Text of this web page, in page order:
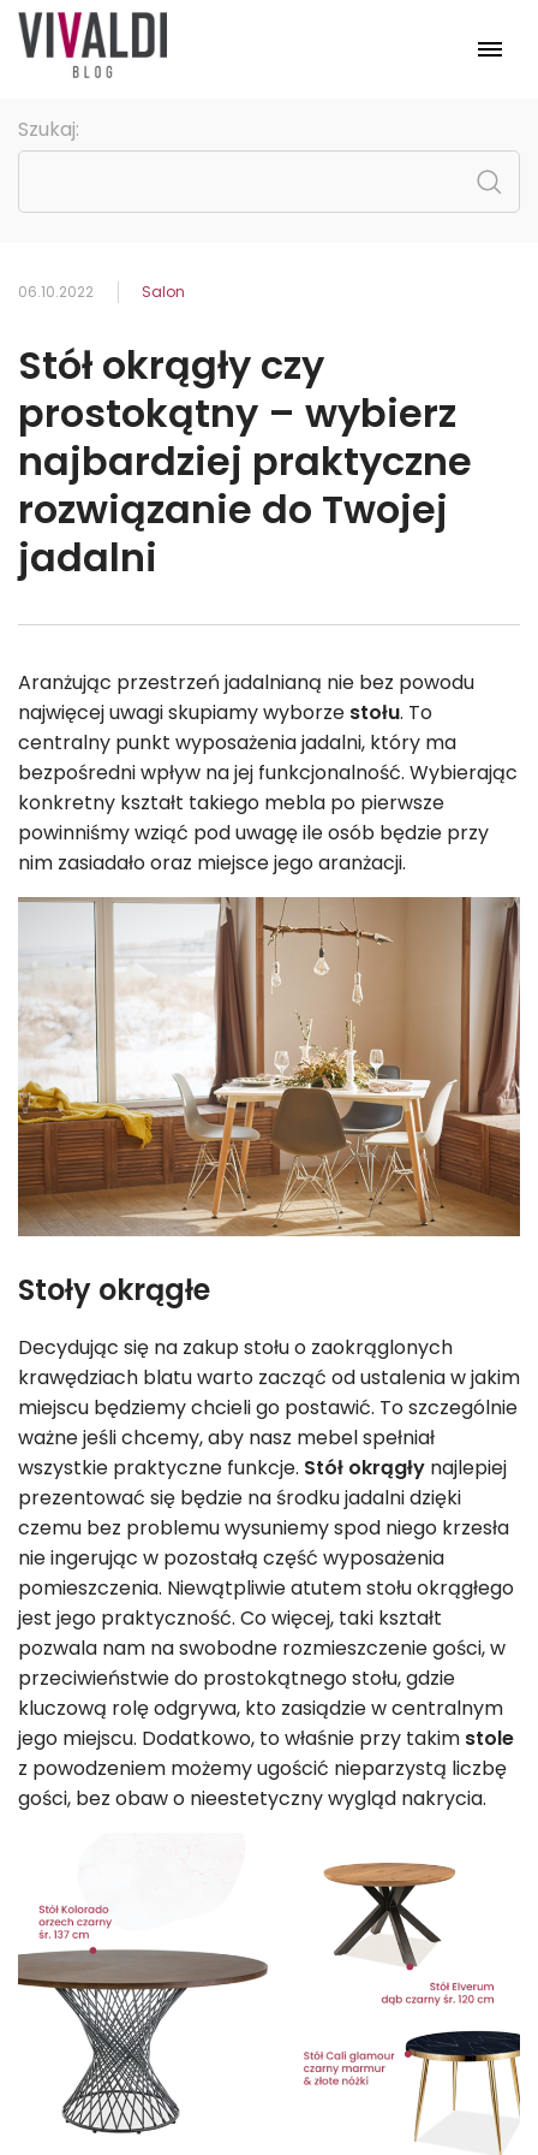
Szukaj:
06.10.2022 Salon
Stół okrągły czy
prostokątny – wybierz
najbardziej praktyczne
rozwiązanie do Twojej
jadalni
Aranżując przestrzeń jadalnianą nie bez powodu
najwięcej uwagi skupiamy wyborze stołu. To
centralny punkt wyposażenia jadalni, który ma
bezpośredni wpływ na jej funkcjonalność. Wybierając
konkretny kształt takiego mebla po pierwsze
powinniśmy wziąć pod uwagę ile osób będzie przy
nim zasiadało oraz miejsce jego aranżacji.
Stoły okrągłe
Decydując się na zakup stołu o zaokrąglonych
krawędziach blatu warto zacząć od ustalenia w jakim
miejscu będziemy chcieli go postawić. To szczególnie
ważne jeśli chcemy, aby nasz mebel spełniał
wszystkie praktyczne funkcje. Stół okrągły najlepiej
prezentować się będzie na środku jadalni dzięki
czemu bez problemu wysuniemy spod niego krzesła
nie ingerując w pozostałą część wyposażenia
pomieszczenia. Niewątpliwie atutem stołu okrągłego
jest jego praktyczność. Co więcej, taki kształt
pozwala nam na swobodne rozmieszczenie gości, w
przeciwieństwie do prostokątnego stołu, gdzie
kluczową rolę odgrywa, kto zasiądzie w centralnym
jego miejscu. Dodatkowo, to właśnie przy takim stole
z powodzeniem możemy ugościć nieparzystą liczbę
gości, bez obaw o nieestetyczny wygląd nakrycia.
Kolekcje